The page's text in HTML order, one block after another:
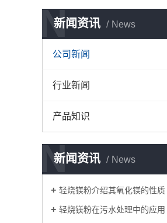
新闻资讯 News
N
公司新闻
行业新闻
产品知识
新闻资讯 News
N
轻烧镁粉介绍其氧化镁的性质
轻烧镁粉在污水处理中的应用